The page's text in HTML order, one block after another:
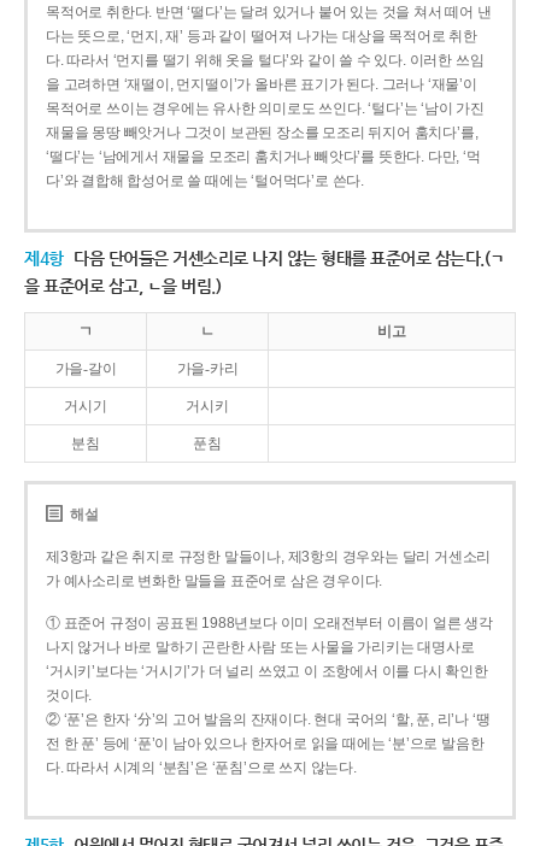
목적어로 취한다. 반면 ‘떨다’는 달려 있거나 붙어 있는 것을 쳐서 떼어 낸
다는 뜻으로, ‘먼지, 재’ 등과 같이 떨어져 나가는 대상을 목적어로 취한
다. 따라서 ‘먼지를 떨기 위해 옷을 털다’와 같이 쓸 수 있다. 이러한 쓰임
을 고려하면 ‘재떨이, 먼지떨이’가 올바른 표기가 된다. 그러나 ‘재물’이
목적어로 쓰이는 경우에는 유사한 의미로도 쓰인다. ‘털다’는 ‘남이 가진
재물을 몽땅 빼앗거나 그것이 보관된 장소를 모조리 뒤지어 훔치다’를,
‘떨다’는 ‘남에게서 재물을 모조리 훔치거나 빼앗다’를 뜻한다. 다만, ‘먹
다’와 결합해 합성어로 쓸 때에는 ‘털어먹다’로 쓴다.
제4항 다음 단어들은 거센소리로 나지 않는 형태를 표준어로 삼는다.(ㄱ
을 표준어로 삼고, ㄴ을 버림.)
ㄱ ㄴ 비고
가을-갈이 가을-카리
거시기 거시키
분침 푼침
해설
제3항과 같은 취지로 규정한 말들이나, 제3항의 경우와는 달리 거센소리
가 예사소리로 변화한 말들을 표준어로 삼은 경우이다.
① 표준어 규정이 공표된 1988년보다 이미 오래전부터 이름이 얼른 생각
나지 않거나 바로 말하기 곤란한 사람 또는 사물을 가리키는 대명사로
‘거시키’보다는 ‘거시기’가 더 널리 쓰였고 이 조항에서 이를 다시 확인한
것이다.
② ‘푼’은 한자 ‘分’의 고어 발음의 잔재이다. 현대 국어의 ‘할, 푼, 리’나 ‘땡
전 한 푼’ 등에 ‘푼’이 남아 있으나 한자어로 읽을 때에는 ‘분’으로 발음한
다. 따라서 시계의 ‘분침’은 ‘푼침’으로 쓰지 않는다.